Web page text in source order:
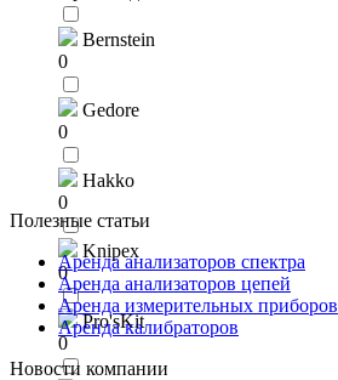
Bernstein
0
Gedore
0
Hakko
0
Knipex
0
Pro'sKit
0
Полезные статьи
Аренда анализаторов спектра
Аренда анализаторов цепей
Аренда измерительных приборов
Аренда калибраторов
Новости компании